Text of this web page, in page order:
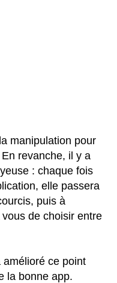
manipulation pour
revanche, il y a
: chaque fois
elle passera
puis à
de choisir entre
amélioré ce point
la bonne app.